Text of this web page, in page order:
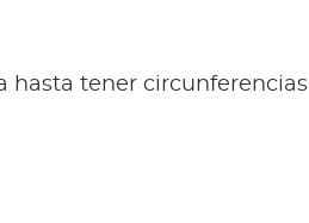
hasta tener circunferencias